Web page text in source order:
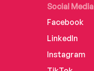
Social Media
Facebook
LinkedIn
Instagram